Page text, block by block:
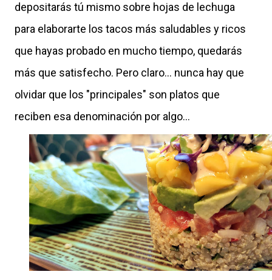
depositarás tú mismo sobre hojas de lechuga
para elaborarte los tacos más saludables y ricos
que hayas probado en mucho tiempo, quedarás
más que satisfecho. Pero claro... nunca hay que
olvidar que los "principales" son platos que
reciben esa denominación por algo...